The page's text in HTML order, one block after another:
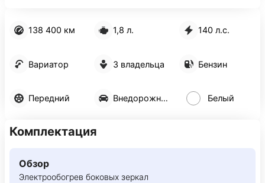
138 400 км 1,8 л. 140 л.с.
Вариатор 3 владельца Бензин
Передний Внедорожник 5 дв. Белый
Комплектация
Обзор
Электрообогрев боковых зеркал